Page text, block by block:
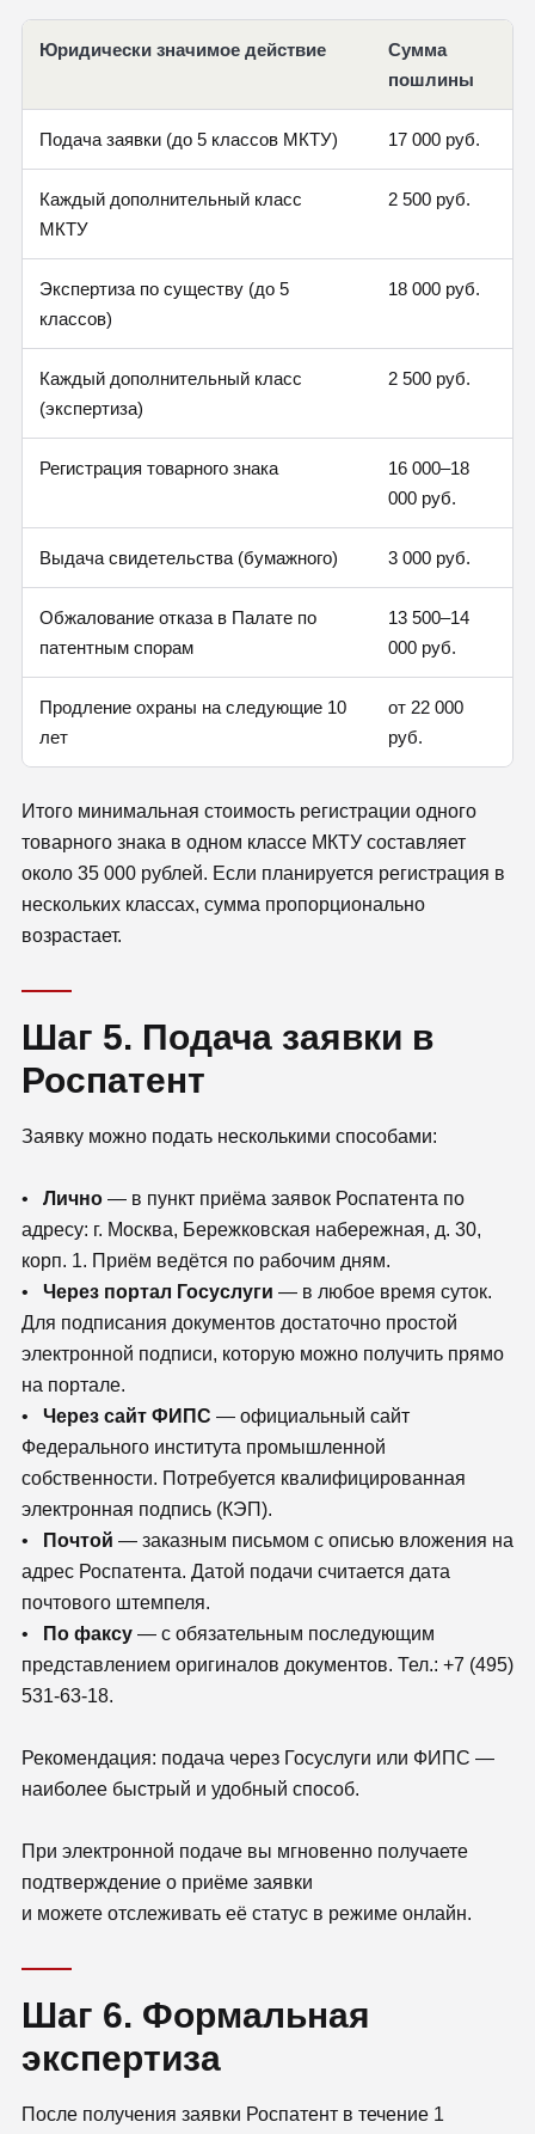
Юридически значимое действие
Сумма
пошлины
Подача заявки (до 5 классов МКТУ) 17 000 руб.
Каждый дополнительный класс
МКТУ
2 500 руб.
Экспертиза по существу (до 5
классов)
18 000 руб.
Каждый дополнительный класс
(экспертиза)
2 500 руб.
Регистрация товарного знака
16 000–18
000 руб.
Выдача свидетельства (бумажного) 3 000 руб.
Обжалование отказа в Палате по
патентным спорам
13 500–14
000 руб.
Продление охраны на следующие 10
лет
от 22 000
руб.
Итого минимальная стоимость регистрации одного
товарного знака в одном классе МКТУ составляет
около 35 000 рублей. Если планируется регистрация в
нескольких классах, сумма пропорционально
возрастает.
Шаг 5. Подача заявки в
Роспатент
Заявку можно подать несколькими способами:
• Лично — в пункт приёма заявок Роспатента по
адресу: г. Москва, Бережковская набережная, д. 30,
корп. 1. Приём ведётся по рабочим дням.
• Через портал Госуслуги — в любое время суток.
Для подписания документов достаточно простой
электронной подписи, которую можно получить прямо
на портале.
•
Через сайт ФИПС — официальный сайт
Федерального института промышленной
собственности. Потребуется квалифицированная
электронная подпись (КЭП).
•
Почтой — заказным письмом с описью вложения на
адрес Роспатента. Датой подачи считается дата
почтового штемпеля.
•
По факсу — с обязательным последующим
представлением оригиналов документов. Тел.: +7 (495)
531-63-18.
Рекомендация: подача через Госуслуги или ФИПС —
наиболее быстрый и удобный способ.
При электронной подаче вы мгновенно получаете
подтверждение о приёме заявки
и можете отслеживать её статус в режиме онлайн.
Шаг 6. Формальная
экспертиза
После получения заявки Роспатент в течение 1